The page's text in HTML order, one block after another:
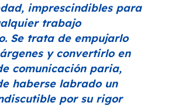
imprescindibles para
trabajo
Se trata de empujarlo
y convertirlo en
comunicación paria,
haberse labrado un
por su rigor